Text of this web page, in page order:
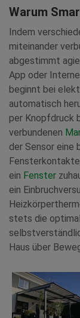
Warum
Indem
miteinander
abgestimmt
App oder
beginnt bei
automatisch
per Knopfdruck
verbundenen
der Sensor eine
ein Fenster
ein
stets die
Haus über